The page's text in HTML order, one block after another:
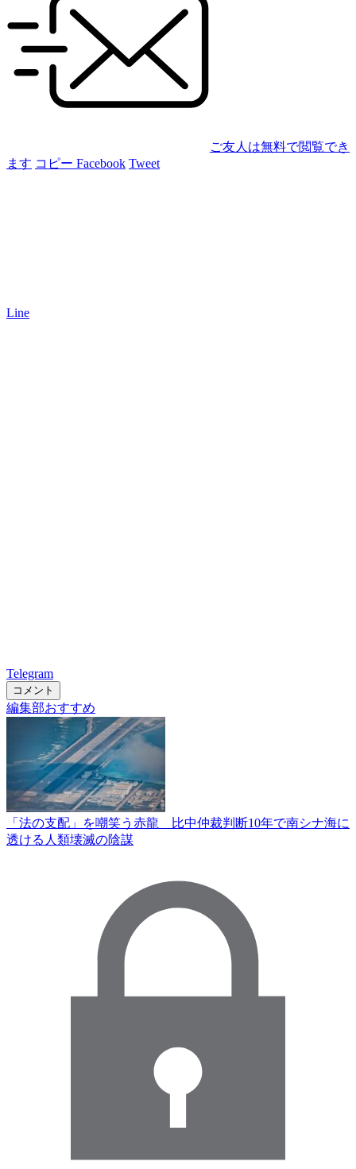
ご友人は無料で閲覧でき
ます コピー Facebook Tweet
Line
Telegram
コメント
編集部おすすめ
「法の支配」を嘲笑う赤龍 比中仲裁判断10年で南シナ海に
透ける人類壊滅の陰謀